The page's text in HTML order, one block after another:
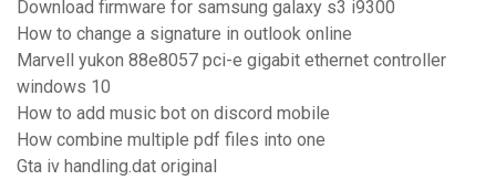
Download firmware for samsung galaxy s3 i9300
How to change a signature in outlook online
Marvell yukon 88e8057 pci-e gigabit ethernet controller
windows 10
How to add music bot on discord mobile
How combine multiple pdf files into one
Gta iv handling.dat original